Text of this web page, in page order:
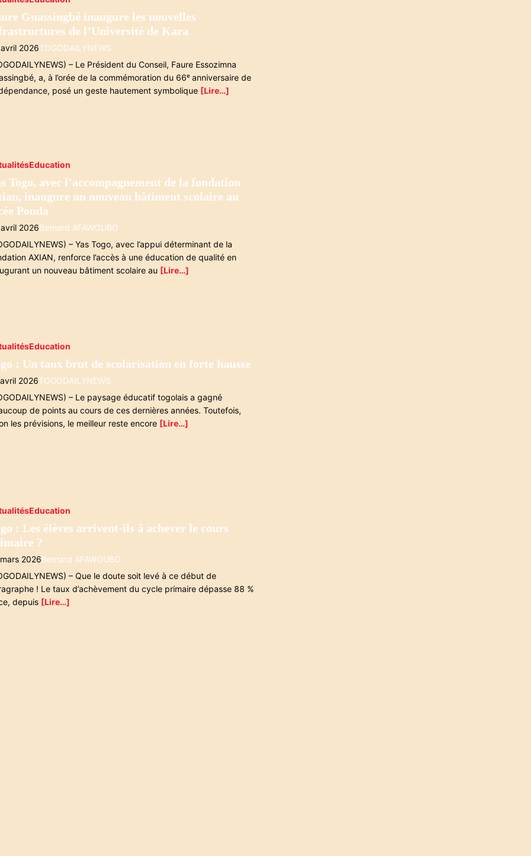
Gnassingbé inaugure les nouvelles
de l’Université de Kara
2026TOGODAILYNEWS
– Le Président du Conseil, Faure Essozimna
a, à l’orée de la commémoration du 66ᵉ anniversaire de
posé un geste hautement symbolique [Lire…]
Education
Togo, avec l’accompagnement de la fondation
inaugure un nouveau bâtiment scolaire au
Pouda
2026Bernard AFAWOUBO
– Yas Togo, avec l’appui déterminant de la
AXIAN, renforce l’accès à une éducation de qualité en
un nouveau bâtiment scolaire au [Lire…]
Education
: Un taux brut de scolarisation en forte hausse
2026TOGODAILYNEWS
– Le paysage éducatif togolais a gagné
de points au cours de ces dernières années. Toutefois,
les prévisions, le meilleur reste encore [Lire…]
Education
: Les élèves arrivent-ils à achever le cours
?
2026Bernard AFAWOUBO
– Que le doute soit levé à ce début de
! Le taux d’achèvement du cycle primaire dépasse 88 %
depuis [Lire…]